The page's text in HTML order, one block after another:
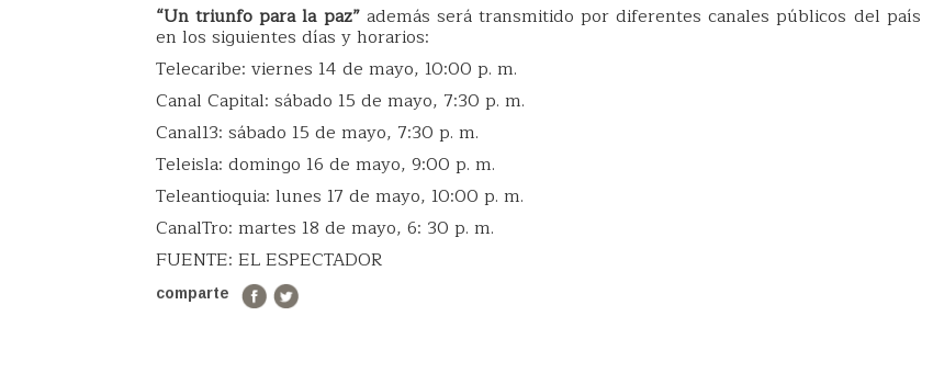
“Un triunfo para la paz”además será transmitido por diferentes canales públicos del país
en los siguientes días y horarios:
Telecaribe: viernes 14 de mayo, 10:00 p. m.
Canal Capital: sábado 15 de mayo, 7:30 p. m.
Canal13: sábado 15 de mayo, 7:30 p. m.
Teleisla: domingo 16 de mayo, 9:00 p. m.
Teleantioquia: lunes 17 de mayo, 10:00 p. m.
CanalTro: martes 18 de mayo, 6: 30 p. m.
FUENTE: EL ESPECTADOR
comparte